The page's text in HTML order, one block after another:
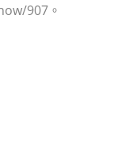
907。